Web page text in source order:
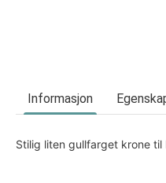
Informasjon
Stilig liten gullfarget krone